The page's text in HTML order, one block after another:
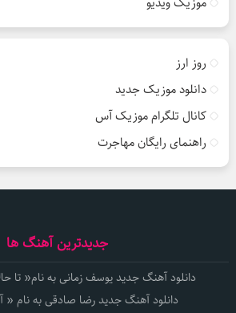
روز ارز
دانلود موزیک جدید
کانال تلگرام موزیک آس
راهنمای رایگان مهاجرت
جدیدترین آهنگ ها
دانلود آهنگ جدید یوسف زمانی به نام« تا
دانلود آهنگ جدید رضا صادقی به نام